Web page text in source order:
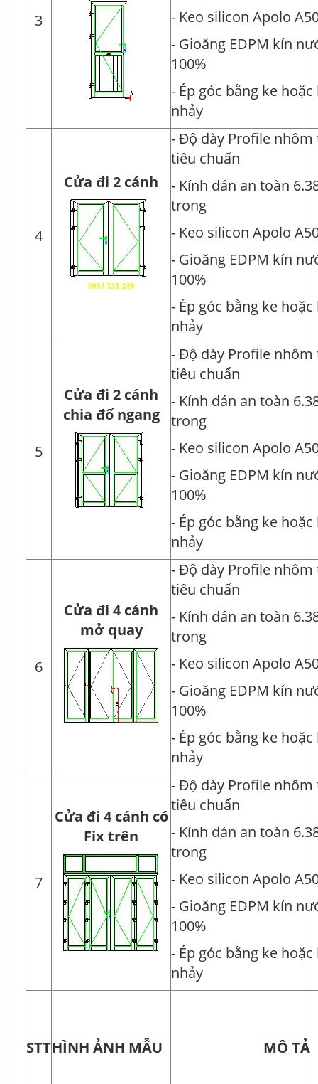
3
- Keo silicon Apolo
- Gioăng EDPM kín
100%
- Ép góc bằng ke hoặc
nhảy
4
Cửa đi 2 cánh
- Độ dày Profile nhôm
tiêu chuẩn
- Kính dán an toàn
trong
- Keo silicon Apolo
- Gioăng EDPM kín
100%
- Ép góc bằng ke hoặc
nhảy
5
Cửa đi 2 cánh
chia đố ngang
- Độ dày Profile nhôm
tiêu chuẩn
- Kính dán an toàn
trong
- Keo silicon Apolo
- Gioăng EDPM kín
100%
- Ép góc bằng ke hoặc
nhảy
6
Cửa đi 4 cánh
mở quay
- Độ dày Profile nhôm
tiêu chuẩn
- Kính dán an toàn
trong
- Keo silicon Apolo
- Gioăng EDPM kín
100%
- Ép góc bằng ke hoặc
nhảy
7
Cửa đi 4 cánh có
Fix trên
- Độ dày Profile nhôm
tiêu chuẩn
- Kính dán an toàn
trong
- Keo silicon Apolo
- Gioăng EDPM kín
100%
- Ép góc bằng ke hoặc
nhảy
STTHÌNH ẢNH MẪU MÔ